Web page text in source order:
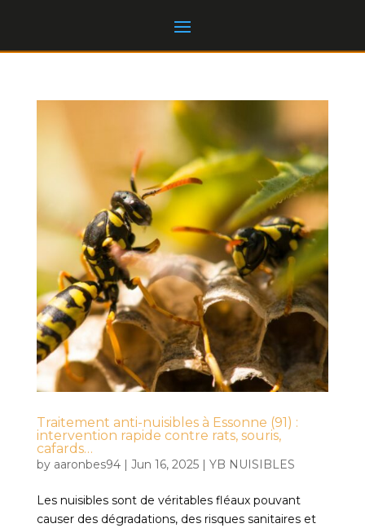
Traitement anti-nuisibles à Essonne (91) :
intervention rapide contre rats, souris,
cafards…
by aaronbes94| Jun 16, 2025| YB NUISIBLES
Les nuisibles sont de véritables fléaux pouvant
causer des dégradations, des risques sanitaires et